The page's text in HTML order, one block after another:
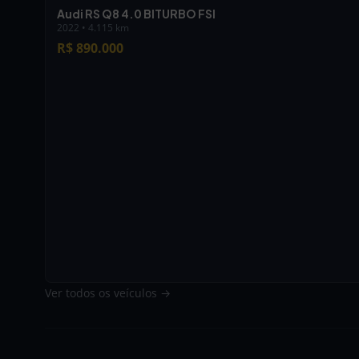
Audi RS Q8 4.0 BITURBO FSI
2022 • 4.115 km
R$ 890.000
Ver todos os veículos →